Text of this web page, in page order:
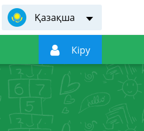
Қазақша
 Кiру